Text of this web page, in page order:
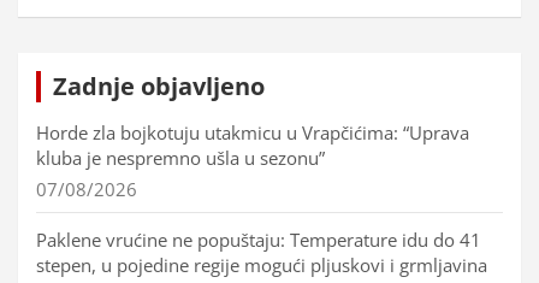
Zadnje objavljeno
Horde zla bojkotuju utakmicu u Vrapčićima: “Uprava
kluba je nespremno ušla u sezonu”
07/08/2026
Paklene vrućine ne popuštaju: Temperature idu do 41
stepen, u pojedine regije mogući pljuskovi i grmljavina